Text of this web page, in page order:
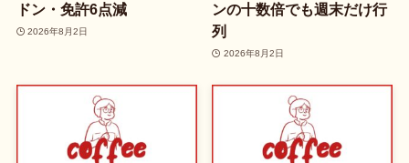
ドン・免許6点減
2026年8月2日
ンの十数倍でも週末だけ行
列
2026年8月2日